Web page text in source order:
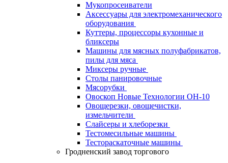
Мукопросеиватели
Аксессуары для электромеханического
оборудования
Куттеры, процессоры кухонные и
бликсеры
Машины для мясных полуфабрикатов,
пилы для мяса
Миксеры ручные
Столы панировочные
Мясорубки
Овоскоп Новые Технологии ОН-10
Овощерезки, овощечистки,
измельчители
Слайсеры и хлеборезки
Тестомесильные машины
Тестораскаточные машины
Гродненский завод торгового